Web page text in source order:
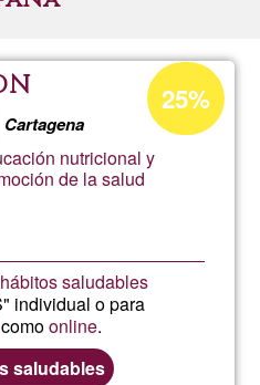
Cartagena
nutricional y
de la salud
hábitos saludables
individual o para
comoonline.
saludables
Acceptance
percentage
Ğ1
25%